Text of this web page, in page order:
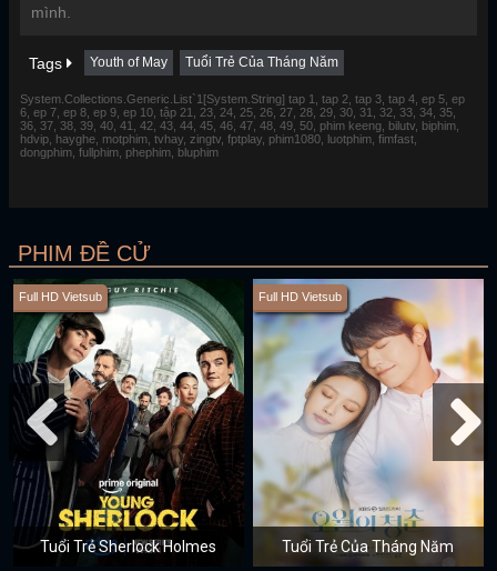
mình.
Tags Youth of May Tuổi Trẻ Của Tháng Năm
System.Collections.Generic.List`1[System.String] tap 1, tap 2, tap 3, tap 4, ep 5, ep
6, ep 7, ep 8, ep 9, ep 10, tập 21, 23, 24, 25, 26, 27, 28, 29, 30, 31, 32, 33, 34, 35,
36, 37, 38, 39, 40, 41, 42, 43, 44, 45, 46, 47, 48, 49, 50, phim keeng, bilutv, biphim,
hdvip, hayghe, motphim, tvhay, zingtv, fptplay, phim1080, luotphim, fimfast,
dongphim, fullphim, phephim, bluphim
PHIM ĐỀ CỬ
Full HD Vietsub
Tuổi Trẻ Sherlock Holmes
Full HD Vietsub
Tuổi Trẻ Của Tháng Năm